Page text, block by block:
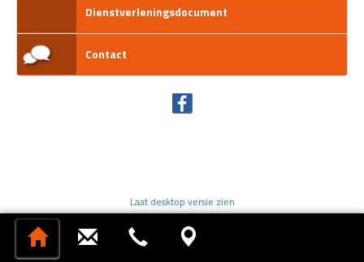
Dienstverleningsdocument
Contact
Laat desktop versie zien